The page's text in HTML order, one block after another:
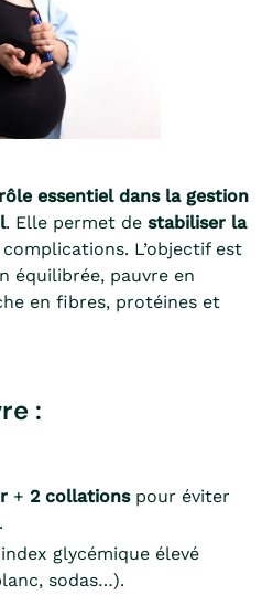
rôle essentiel dans la gestion
. Elle permet de stabiliser la
L’objectif est
équilibrée, pauvre en
en fibres, protéines et
:
+ 2 collationspour éviter
glycémique élevé
sodas…).